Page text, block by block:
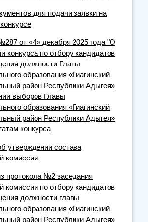
для подачи заявки на
от «4» декабря 2025 года "О
конкурса по отбору кандидатов
должности Главы
образования «Гиагинский
район Республики Адыгея»
выборов Главы
образования «Гиагинский
район Республики Адыгея»
конкурса
утверждении состава
комиссии
протокола №2 заседания
комиссии по отбору кандидатов
должности главы
образования «Гиагинский
район Республики Адыгея»